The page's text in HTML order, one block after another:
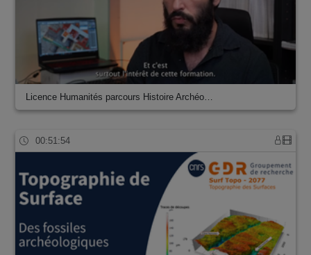
Licence Humanités parcours Histoire Archéo…
00:51:54